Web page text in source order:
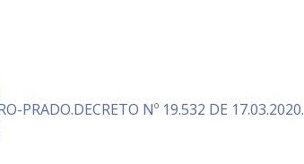
PRADO.DECRETO Nº 19.532 DE 17.03.2020.